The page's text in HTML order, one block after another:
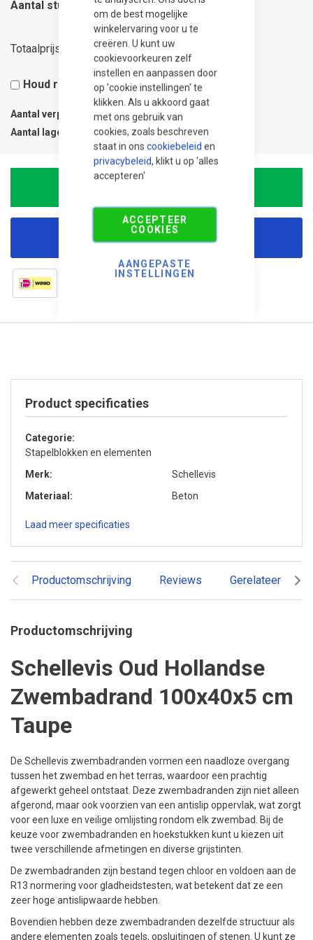
om de best mogelijke
winkelervaring voor u te
creëren. U kunt uw
cookievoorkeuren zelf
instellen en aanpassen door
op 'cookie instellingen' te
klikken. Als u akkoord gaat
met ons gebruik van
cookies, zoals beschreven
staat in ons cookiebeleid en
privacybeleid, klikt u op 'alles
accepteren'
ACCEPTEER
COOKIES
AANGEPASTE
INSTELLINGEN
Aantal stuks
Totaalprijs 66,75
Houd rekening met 5% snijverlies
Aantal verpakkingen 0.05
Aantal lagen
Productomschrijving Reviews Gerelateerde
Productomschrijving
Schellevis Oud Hollandse
Zwembadrand 100x40x5 cm
Taupe
De Schellevis zwembadranden vormen een naadloze overgang
tussen het zwembad en het terras, waardoor een prachtig
afgewerkt geheel ontstaat. Deze zwembadranden zijn niet alleen
afgerond, maar ook voorzien van een antislip oppervlak, wat zorgt
voor een luxe en veilige omlijsting rondom elk zwembad. Bij de
keuze voor zwembadranden en hoekstukken kunt u kiezen uit
twee verschillende afmetingen en diverse grijstinten.
De zwembadranden zijn bestand tegen chloor en voldoen aan de
R13 normering voor gladheidstesten, wat betekent dat ze een
zeer hoge antislipwaarde hebben.
Bovendien hebben deze zwembadranden dezelfde structuur als
andere elementen zoals tegels, opsluitingen of stenen. U kunt ze
Product specificaties
Categorie
Stapelblokken en elementen
Merk
Schellevis
Materiaal
Beton
Laad meer specificaties